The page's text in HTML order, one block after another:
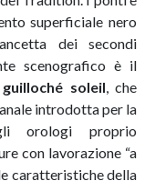
superficiale nero
dei secondi
scenografico è il
guilloché soleil, che
introdotta per la
orologi proprio
con lavorazione “a
caratteristiche della